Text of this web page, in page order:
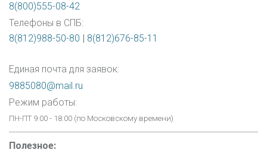
8(800)555-08-42
Телефоны в СПБ:
8(812)988-50-80 | 8(812)676-85-11
Единая почта для заявок:
9885080@mail.ru
Режим работы:
ПН-ПТ 9:00 - 18:00 (по Московскому времени)
Полезное: